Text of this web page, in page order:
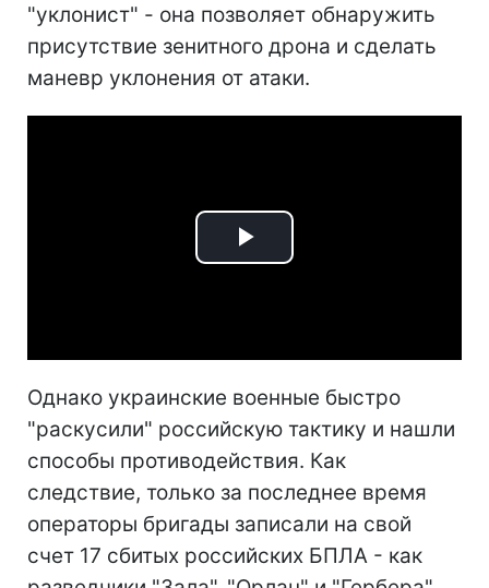
"уклонист" - она позволяет обнаружить
присутствие зенитного дрона и сделать
маневр уклонения от атаки.
Play
Однако украинские военные быстро
"раскусили" российскую тактику и нашли
способы противодействия. Как
следствие, только за последнее время
операторы бригады записали на свой
счет 17 сбитых российских БПЛА - как